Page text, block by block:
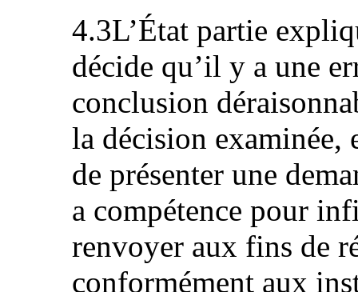
4.3L’État partie
décide qu’il y a une
conclusion
la décision examinée,
de présenter une
a compétence pour
renvoyer aux fins de
conformément aux